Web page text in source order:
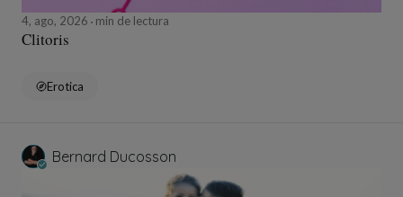
4, ago, 2026 min de lectura
Clitoris
Erotica
Bernard Ducosson